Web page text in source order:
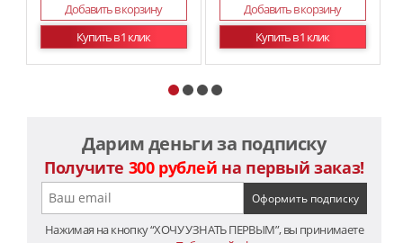
Добавить в корзину
Купить в 1 клик
Добавить в корзину
Купить в 1 клик
Дарим деньги за подписку
Получите 300 рублей на первый заказ!
Нажимая на кнопку “ХОЧУ УЗНАТЬ ПЕРВЫМ”, вы принимаете